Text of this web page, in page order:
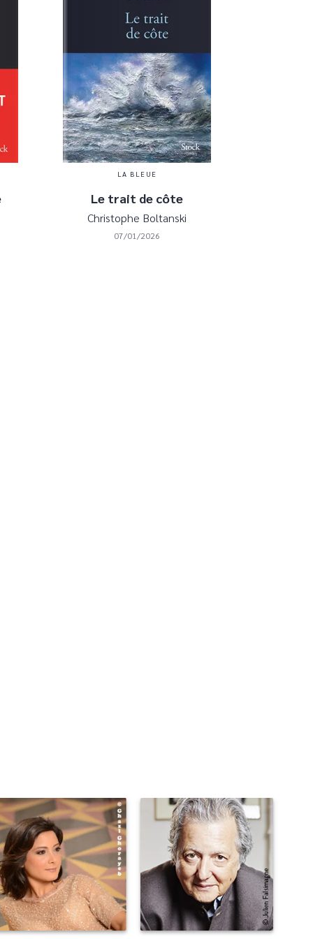
LA BLEUE
Le trait de côte
Christophe Boltanski
07/01/2026